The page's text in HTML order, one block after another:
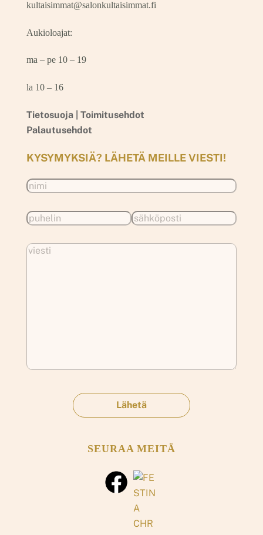
kultaisimmat@salonkultaisimmat.fi
Aukioloajat:
ma – pe 10 – 19
la 10 – 16
Tietosuoja | Toimitusehdot
Palautusehdot
KYSYMYKSIÄ? LÄHETÄ MEILLE VIESTI!
SEURAA MEITÄ